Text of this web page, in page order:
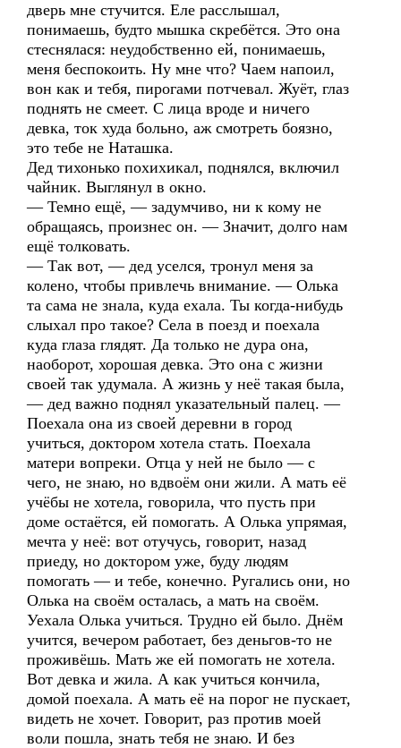
дверь мне стучится. Еле расслышал,
понимаешь, будто мышка скребётся. Это она
стеснялася: неудобственно ей, понимаешь,
меня беспокоить. Ну мне что? Чаем напоил,
вон как и тебя, пирогами потчевал. Жуёт, глаз
поднять не смеет. С лица вроде и ничего
девка, ток худа больно, аж смотреть боязно,
это тебе не Наташка.
Дед тихонько похихикал, поднялся, включил
чайник. Выглянул в окно.
— Темно ещё, — задумчиво, ни к кому не
обращаясь, произнес он. — Значит, долго нам
ещё толковать.
— Так вот, — дед уселся, тронул меня за
колено, чтобы привлечь внимание. — Олька
та сама не знала, куда ехала. Ты когда-нибудь
слыхал про такое? Села в поезд и поехала
куда глаза глядят. Да только не дура она,
наоборот, хорошая девка. Это она с жизни
своей так удумала. А жизнь у неё такая была,
— дед важно поднял указательный палец. —
Поехала она из своей деревни в город
учиться, доктором хотела стать. Поехала
матери вопреки. Отца у ней не было — с
чего, не знаю, но вдвоём они жили. А мать её
учёбы не хотела, говорила, что пусть при
доме остаётся, ей помогать. А Олька упрямая,
мечта у неё: вот отучусь, говорит, назад
приеду, но доктором уже, буду людям
помогать — и тебе, конечно. Ругались они, но
Олька на своём осталась, а мать на своём.
Уехала Олька учиться. Трудно ей было. Днём
учится, вечером работает, без деньгов-то не
проживёшь. Мать же ей помогать не хотела.
Вот девка и жила. А как учиться кончила,
домой поехала. А мать её на порог не пускает,
видеть не хочет. Говорит, раз против моей
воли пошла, знать тебя не знаю. И без